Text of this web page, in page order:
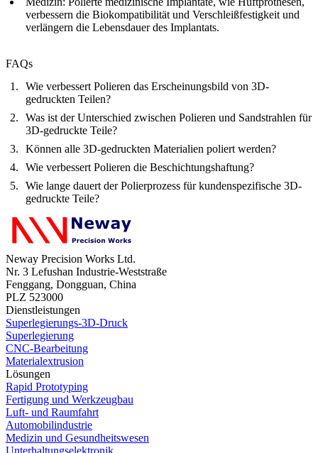
verbessern die Biokompatibilität und Verschleißfestigkeit und
verlängern die Lebensdauer des Implantats.
FAQs
Wie verbessert Polieren das Erscheinungsbild von 3D-
gedruckten Teilen?
Was ist der Unterschied zwischen Polieren und Sandstrahlen für
3D-gedruckte Teile?
Können alle 3D-gedruckten Materialien poliert werden?
Wie verbessert Polieren die Beschichtungshaftung?
Wie lange dauert der Polierprozess für kundenspezifische 3D-
gedruckte Teile?
Neway Precision Works Ltd.
Nr. 3 Lefushan Industrie-Weststraße
Fenggang, Dongguan, China
PLZ 523000
Dienstleistungen
Superlegierungs-3D-Druck
Superlegierung
CNC-Bearbeitung
Materialextrusion
Lösungen
Rapid Prototyping
Fertigung und Werkzeugbau
Luft- und Raumfahrt
Automobilindustrie
Medizin und Gesundheitswesen